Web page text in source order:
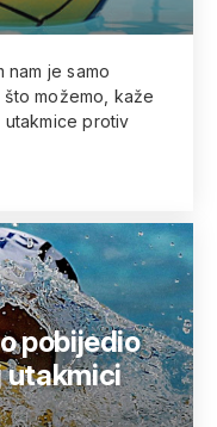
je samo
možemo, kaže
utakmice protiv
pobijedio
utakmici